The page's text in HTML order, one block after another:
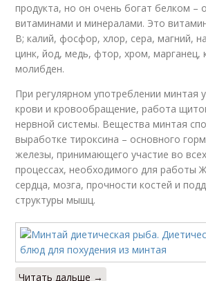
продукта, но он очень богат белком –
витаминами и минералами. Это
В; калий, фосфор, хлор, сера, магний,
цинк, йод, медь, фтор, хром, марганец,
молибден.
При регулярном употреблении минтая
крови и кровообращение, работа
нервной системы. Вещества минтая
выработке тироксина – основного
железы, принимающего участие во
процессах, необходимого для работы
сердца, мозга, прочности костей и
структуры мышц.
Читать дальше →